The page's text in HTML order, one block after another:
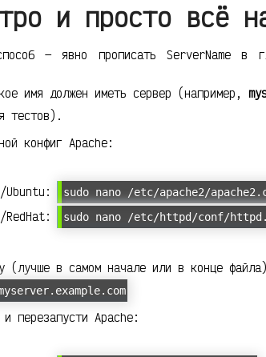
и просто всё
— явно прописать ServerName в
имя должен иметь сервер (например,
тестов).
конфиг Apache:
Ubuntu: sudo nano /etc/apache2/
RedHat: sudo nano /etc/httpd/conf/
(лучше в самом начале или в конце
перезапусти Apache: